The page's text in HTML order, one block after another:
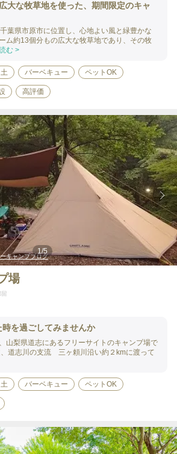
大な牧草地を使った、期間限定のキャ
葉県市原市に位置し、心地よい風と緑豊かな
ム約13個分もの広大な牧草地であり、その牧
む >
土 バーベキュー ペットOK
高評価
キャンプブログ
1/5
場
を過ごしてみませんか
山梨県道志にあるフリーサイトのキャンプ場で
道志川の支流 三ヶ頼川沿い約２kmに渡って
土 バーベキュー ペットOK